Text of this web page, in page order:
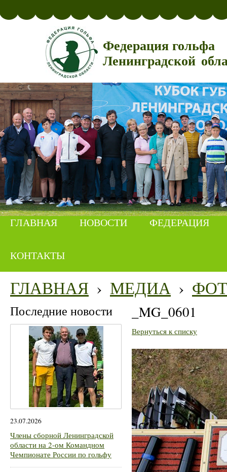
Федерация гольфа
Ленинградской
ГЛАВНАЯ НОВОСТИ ФЕДЕРАЦИЯ
КОНТАКТЫ
ГЛАВНАЯ › МЕДИА ›
Последние новости
23.07.2026
Члены сборной Ленинградской
области на 2-ом Командном
Чемпионате России по гольфу
_MG_0601
Вернуться к списку